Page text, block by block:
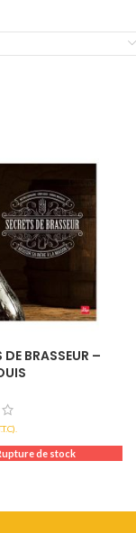
DE BRASSEUR –
de stock